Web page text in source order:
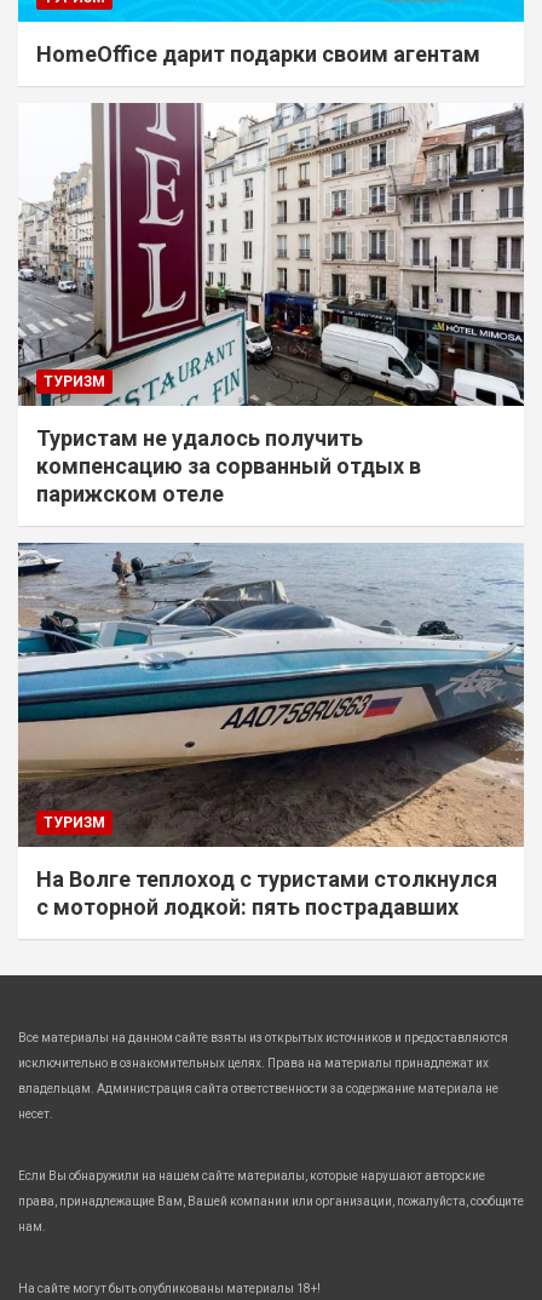
HomeOffice дарит подарки своим агентам
ТУРИЗМ
Туристам не удалось получить
компенсацию за сорванный отдых в
парижском отеле
ТУРИЗМ
На Волге теплоход с туристами столкнулся
с моторной лодкой: пять пострадавших
Все материалы на данном сайте взяты из открытых источников и предоставляются
исключительно в ознакомительных целях. Права на материалы принадлежат их
владельцам. Администрация сайта ответственности за содержание материала не
несет.
Если Вы обнаружили на нашем сайте материалы, которые нарушают авторские
права, принадлежащие Вам, Вашей компании или организации, пожалуйста, сообщите
нам.
На сайте могут быть опубликованы материалы 18+!